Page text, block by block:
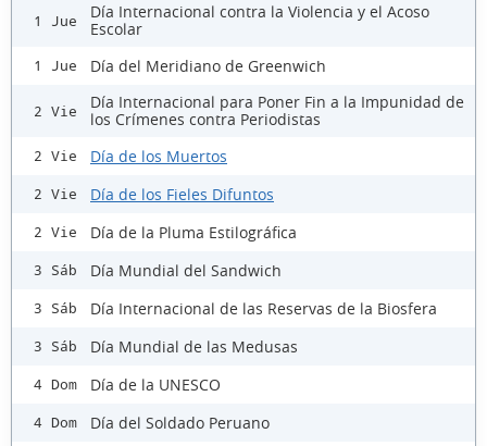
1 Jue
Día Internacional contra la Violencia y el Acoso
Escolar
1 Jue Día del Meridiano de Greenwich
2 Vie
Día Internacional para Poner Fin a la Impunidad de
los Crímenes contra Periodistas
2 Vie Día de los Muertos
2 Vie Día de los Fieles Difuntos
2 Vie Día de la Pluma Estilográfica
3 Sáb Día Mundial del Sandwich
3 Sáb Día Internacional de las Reservas de la Biosfera
3 Sáb Día Mundial de las Medusas
4 Dom Día de la UNESCO
4 Dom Día del Soldado Peruano